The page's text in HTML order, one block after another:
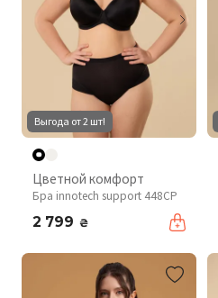
Выгода от 2 шт!
Цветной комфорт
Бра innotech support 448CP
2 799 ₴